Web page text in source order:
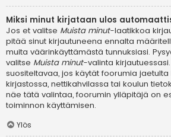
Miksi minut kirjataan ulos
Jos et valitse Muista minut-laatikkoa
pitää sinut kirjautuneena ennalta
muita väärinkäyttämästä tunnuksiasi.
valitse Muista minut-valinta
suositeltavaa, jos käytät foorumia jaetulta
kirjastossa, nettikahvilassa tai koulun
näe tätä valintaa, foorumin ylläpitäjä on
toiminnon käyttämisen.
Ylös